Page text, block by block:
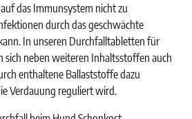
das Immunsystem nicht zu
durch das geschwächte
In unseren Durchfalltabletten für
sich neben weiteren Inhaltsstoffen auch
enthaltene Ballaststoffe dazu
Verdauung reguliert wird.